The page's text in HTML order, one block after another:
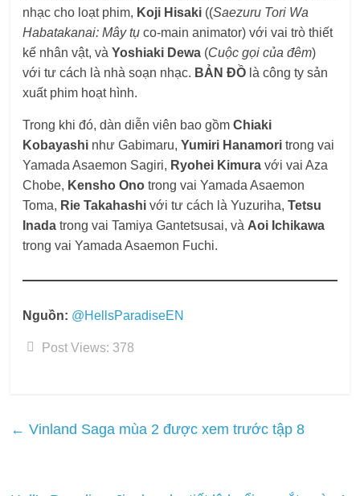
nhạc cho loạt phim, Koji Hisaki ((Saezuru Tori Wa
Habatakanai: Mây tụco-main animator) với vai trò thiết
kế nhân vật, vàYoshiaki Dewa (Cuộc gọi của đêm)
với tư cách là nhà soạn nhạc. BẢN ĐỒ là công ty sản
xuất phim hoạt hình.
Trong khi đó, dàn diễn viên bao gồmChiaki
Kobayashi như Gabimaru,Yumiri Hanamori trong vai
Yamada Asaemon Sagiri, Ryohei Kimura với vai Aza
Chobe, Kensho Ono trong vai Yamada Asaemon
Toma, Rie Takahashi với tư cách là Yuzuriha,Tetsu
Inada trong vai Tamiya Gantetsusai, và Aoi Ichikawa
trong vai Yamada Asaemon Fuchi.
Nguồn: @HellsParadiseEN
Post Views: 378
← Vinland Saga mùa 2 được xem trước tập 8